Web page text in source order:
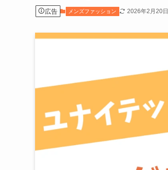
広告 メンズファッション 2026年2月20日